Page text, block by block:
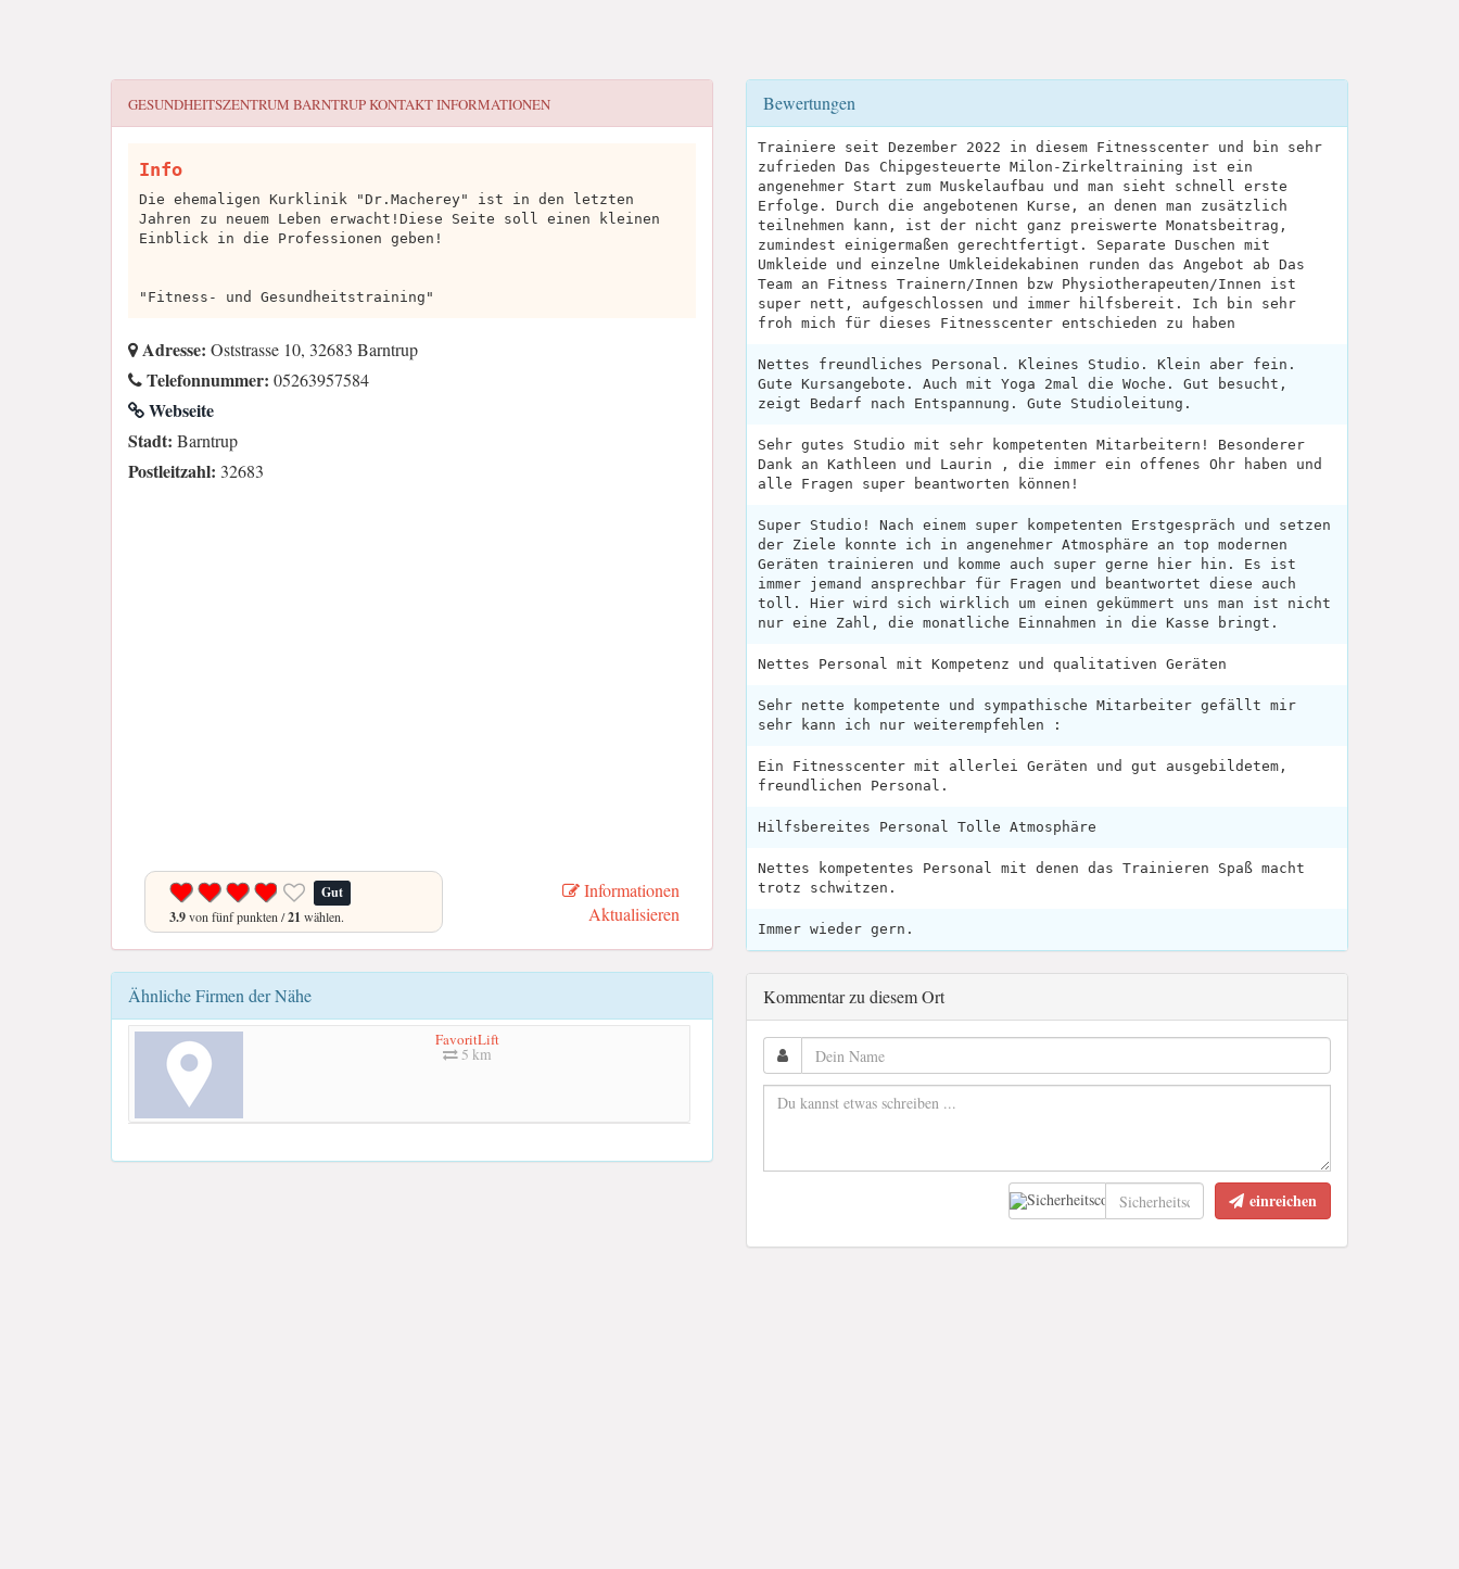
GESUNDHEITSZENTRUM BARNTRUPKONTAKT INFORMATIONEN
Info
Die ehemaligen Kurklinik "Dr.Macherey" ist in den letzten
Jahren zu neuem Leben erwacht!Diese Seite soll einen kleinen
Einblick in die Professionen geben!
"Fitness- und Gesundheitstraining"
Adresse: Oststrasse 10, 32683 Barntrup
Telefonnummer: 05263957584
Webseite
Stadt: Barntrup
Postleitzahl: 32683
Gut
3.9von fünf punkten /21 wählen.
Informationen
Aktualisieren
Ähnliche Firmen der Nähe
FavoritLift
5 km
Bewertungen
Trainiere seit Dezember 2022 in diesem Fitnesscenter und bin sehr
zufrieden Das Chipgesteuerte Milon-Zirkeltraining ist ein
angenehmer Start zum Muskelaufbau und man sieht schnell erste
Erfolge. Durch die angebotenen Kurse, an denen man zusätzlich
teilnehmen kann, ist der nicht ganz preiswerte Monatsbeitrag,
zumindest einigermaßen gerechtfertigt. Separate Duschen mit
Umkleide und einzelne Umkleidekabinen runden das Angebot ab Das
Team an Fitness Trainern/Innen bzw Physiotherapeuten/Innen ist
super nett, aufgeschlossen und immer hilfsbereit. Ich bin sehr
froh mich für dieses Fitnesscenter entschieden zu haben
Nettes freundliches Personal. Kleines Studio. Klein aber fein.
Gute Kursangebote. Auch mit Yoga 2mal die Woche. Gut besucht,
zeigt Bedarf nach Entspannung. Gute Studioleitung.
Sehr gutes Studio mit sehr kompetenten Mitarbeitern! Besonderer
Dank an Kathleen und Laurin , die immer ein offenes Ohr haben und
alle Fragen super beantworten können!
Super Studio! Nach einem super kompetenten Erstgespräch und setzen
der Ziele konnte ich in angenehmer Atmosphäre an top modernen
Geräten trainieren und komme auch super gerne hier hin. Es ist
immer jemand ansprechbar für Fragen und beantwortet diese auch
toll. Hier wird sich wirklich um einen gekümmert uns man ist nicht
nur eine Zahl, die monatliche Einnahmen in die Kasse bringt.
Nettes Personal mit Kompetenz und qualitativen Geräten
Sehr nette kompetente und sympathische Mitarbeiter gefällt mir
sehr kann ich nur weiterempfehlen :
Ein Fitnesscenter mit allerlei Geräten und gut ausgebildetem,
freundlichen Personal.
Hilfsbereites Personal Tolle Atmosphäre
Nettes kompetentes Personal mit denen das Trainieren Spaß macht
trotz schwitzen.
Immer wieder gern.
Kommentar zu diesem Ort
einreichen